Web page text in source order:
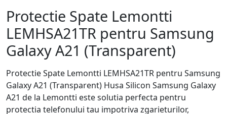
Protectie Spate Lemontti
LEMHSA21TR pentru Samsung
Galaxy A21 (Transparent)
Protectie Spate Lemontti LEMHSA21TR pentru Samsung
Galaxy A21 (Transparent) Husa Silicon Samsung Galaxy
A21 de la Lemontti este solutia perfecta pentru
protectia telefonului tau impotriva zgarieturilor,